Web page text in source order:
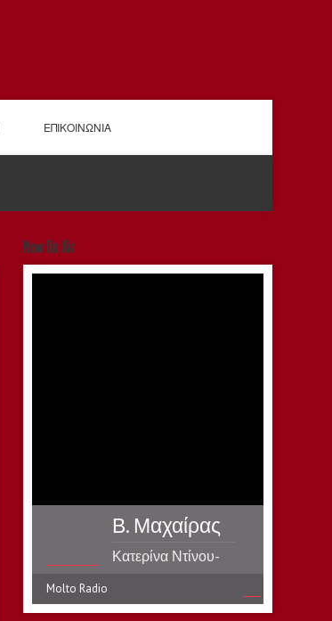
ΕΠΙΚΟΙΝΩΝΙΑ
Now On Air
Β. Μαχαίρας
Κατερίνα Ντίνου-
Molto Radio